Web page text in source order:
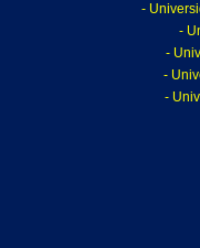
-
-
-
-
-